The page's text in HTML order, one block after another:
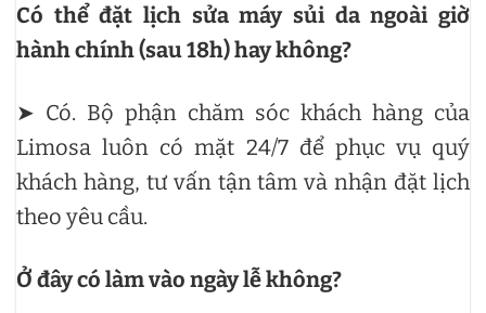
Có thể đặt lịch sửa máy sủi da ngoài giờ
hành chính (sau 18h) hay không?
➤ Có. Bộ phận chăm sóc khách hàng của
Limosa luôn có mặt 24/7 để phục vụ quý
khách hàng, tư vấn tận tâm và nhận đặt lịch
theo yêu cầu.
Ở đây có làm vào ngày lễ không?